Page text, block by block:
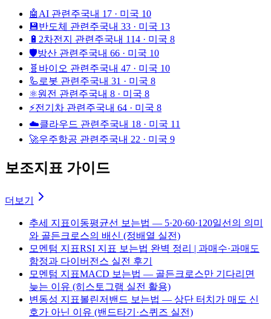
🤖 AI 관련주국내 17 · 미국 10
💾반도체 관련주국내 33 · 미국 13
🔋 2차전지 관련주국내 114 · 미국 8
🛡️방산 관련주국내 66 · 미국 10
🧬 바이오 관련주국내 47 · 미국 10
🦾 로봇 관련주국내 31 · 미국 8
⚛️원전 관련주국내 8 · 미국 8
⚡전기차 관련주국내 64 · 미국 8
☁️클라우드 관련주국내 18 · 미국 11
🚀우주항공 관련주국내 22 · 미국 9
보조지표 가이드
더보기
추세 지표이동평균선 보는법 — 5·20·60·120일선의 의미
와 골든크로스의 배신 (정배열 실전)
모멘텀 지표RSI 지표 보는법 완벽 정리 | 과매수·과매도
함정과 다이버전스 실전 후기
모멘텀 지표MACD 보는법 — 골든크로스만 기다리면
늦는 이유 (히스토그램 실전 활용)
변동성 지표볼린저밴드 보는법 — 상단 터치가 매도 신
호가 아닌 이유 (밴드타기·스퀴즈 실전)